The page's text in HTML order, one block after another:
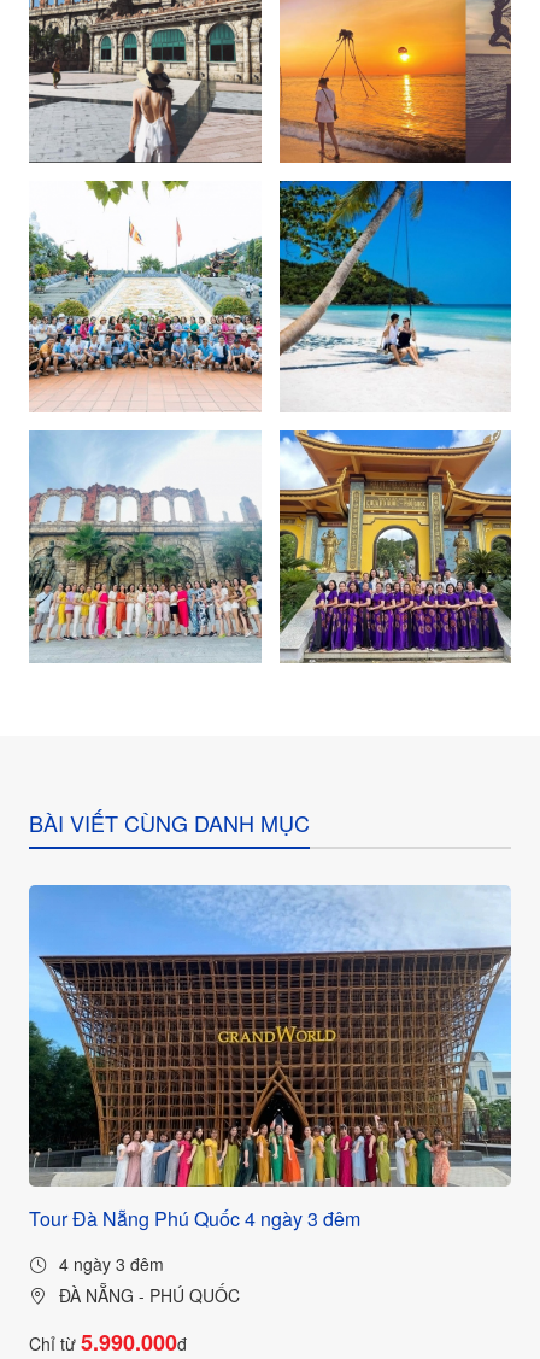
BÀI VIẾT CÙNG DANH MỤC
Tour Đà Nẵng Phú Quốc 4 ngày 3 đêm
4 ngày 3 đêm
ĐÀ NẴNG - PHÚ QUỐC
Chỉ từ 5.990.000đ